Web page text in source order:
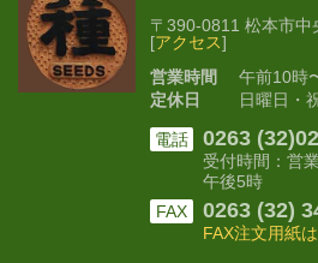
〒390-0811 松本市中
[アクセス]
営業時間
午前10時
定休日
日曜日・
電話 0263
受付時間：営
午後5時
FAX
0263 (32)
FAX注文用紙